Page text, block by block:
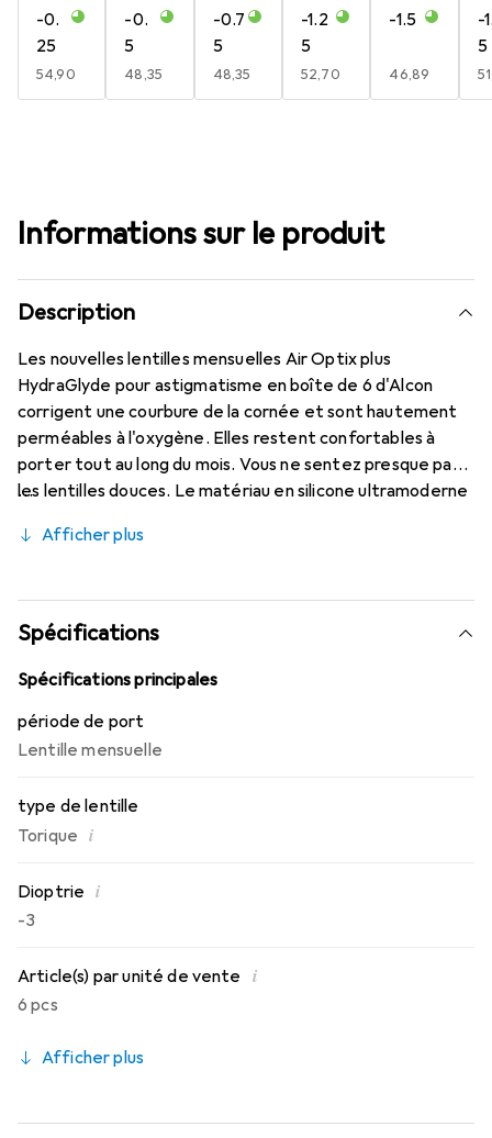
-0.
25
EUR
54,90
-0.
5
EUR
48,35
-0.7
5
EUR
48,35
-1.2
5
EUR
52,70
-1.5
EUR
46,89
-
5
Informations sur le produit
Description
Les nouvelles lentilles mensuelles Air Optix plus
HydraGlyde pour astigmatisme en boîte de 6 d'Alcon
corrigent une courbure de la cornée et sont hautement
perméables à l'oxygène. Elles restent confortables à
porter tout au long du mois. Vous ne sentez presque pas
les lentilles douces. Le matériau en silicone ultramoderne
la technologie éprouvée HydraGlyde Moisture Matrix et
caractéristiques de port que vous connaissez. Un port
confortable et sans gêne des lentilles mensuelles toute
la journée.
Afficher plus
Spécifications
Spécifications principales
période de port
Lentille mensuelle
type de lentille
Torique i
Dioptrie i
-3
Article(s) par unité de vente i
6 pcs
Afficher plus